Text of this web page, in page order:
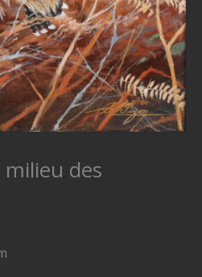
milieu des